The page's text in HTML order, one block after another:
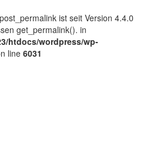
ist seit Version 4.4.0
get_permalink(). in
htdocs/wordpress/wp-
line6031